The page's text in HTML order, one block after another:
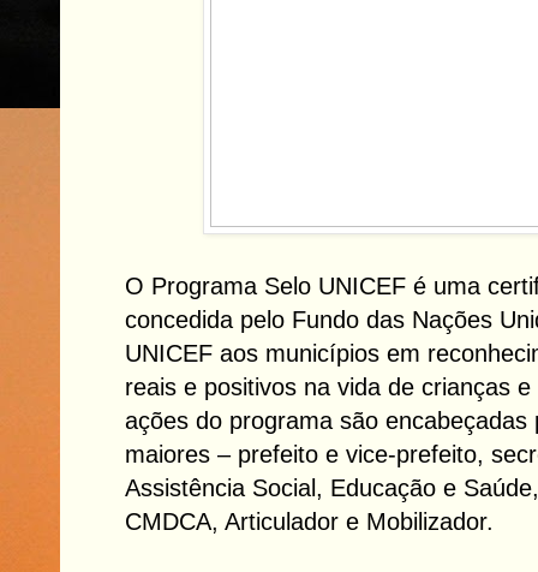
O Programa Selo UNICEF é uma
concedida pelo Fundo das Nações
UNICEF aos municípios em
reais e positivos na vida de crianças
ações do programa são encabeçadas
maiores – prefeito e vice-prefeito,
Assistência Social, Educação e
CMDCA, Articulador e Mobilizador.